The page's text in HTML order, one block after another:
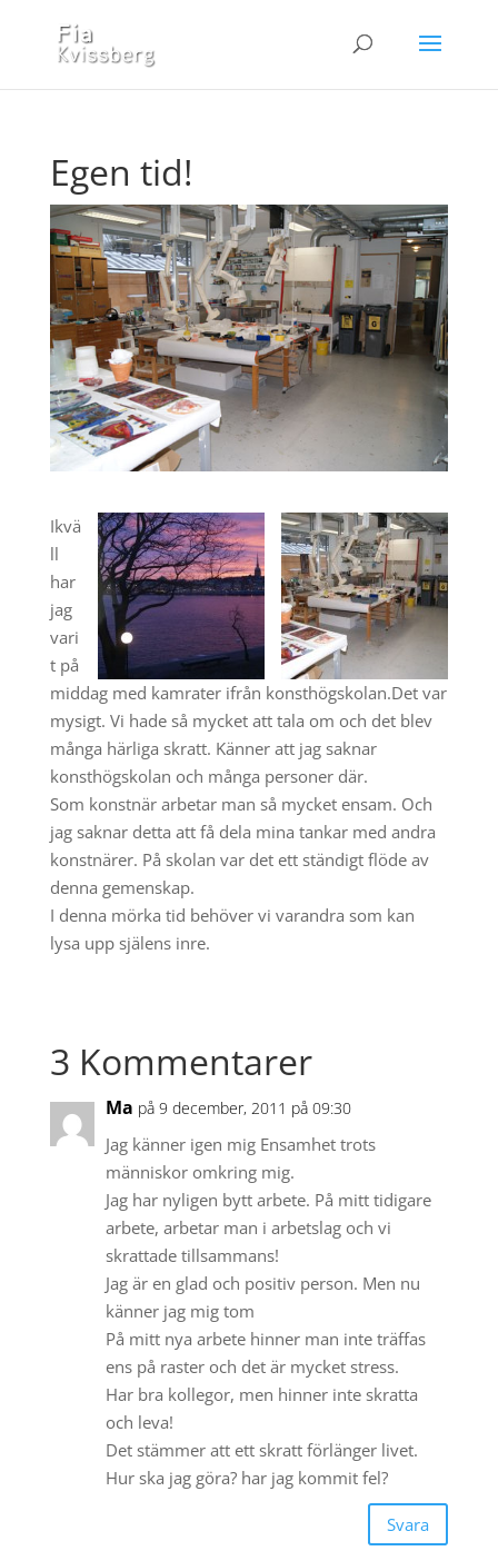
Egen tid!
Ikvä
ll
har
jag
vari
t på
middag med kamrater ifrån konsthögskolan.Det var
mysigt. Vi hade så mycket att tala om och det blev
många härliga skratt. Känner att jag saknar
konsthögskolan och många personer där.
Som konstnär arbetar man så mycket ensam. Och
jag saknar detta att få dela mina tankar med andra
konstnärer. På skolan var det ett ständigt flöde av
denna gemenskap.
I denna mörka tid behöver vi varandra som kan
lysa upp själens inre.
3 Kommentarer
Ma på 9 december, 2011 på 09:30
Jag känner igen mig Ensamhet trots
människor omkring mig.
Jag har nyligen bytt arbete. På mitt tidigare
arbete, arbetar man i arbetslag och vi
skrattade tillsammans!
Jag är en glad och positiv person. Men nu
känner jag mig tom
På mitt nya arbete hinner man inte träffas
ens på raster och det är mycket stress.
Har bra kollegor, men hinner inte skratta
och leva!
Det stämmer att ett skratt förlänger livet.
Hur ska jag göra? har jag kommit fel?
Svara